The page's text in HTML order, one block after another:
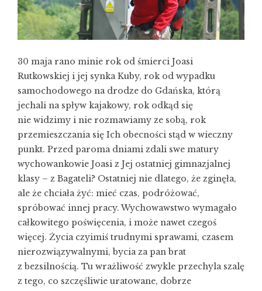
30 maja rano minie rok od śmierci Joasi
Rutkowskiej i jej synka Kuby, rok od wypadku
samochodowego na drodze do Gdańska, którą
jechali na spływ kajakowy, rok odkąd się
nie widzimy i nie rozmawiamy ze sobą, rok
przemieszczania się Ich obecności stąd w wieczny
punkt. Przed paroma dniami zdali swe matury
wychowankowie Joasi z Jej ostatniej gimnazjalnej
klasy – z Bagateli? Ostatniej nie dlatego, że zginęła,
ale że chciała żyć: mieć czas, podróżować,
spróbować innej pracy. Wychowawstwo wymagało
całkowitego poświęcenia, i może nawet czegoś
więcej. Życia czyimiś trudnymi sprawami, czasem
nierozwiązywalnymi, bycia za pan brat
z bezsilnością. Tu wrażliwość zwykle przechyla szalę
z tego, co szczęśliwie uratowane, dobrze